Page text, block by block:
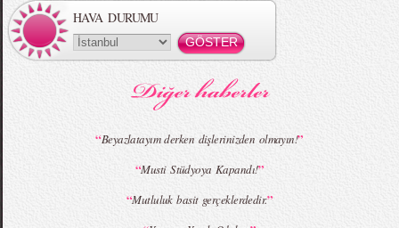
MBFWI - Gülçin Çengel 2015 Yaz
MBFWI - Zeynep Erdoğan 2015 Yaz
MBFWI - Giray Sepin 2015 Yaz Koleksiyonu MBFWI - Burçe Bekrek 2015 Yaz Koleksiyonu
HAVA DURUMU
“Beyazlatayım derken dişlerinizden olmayın!”
“Musti Stüdyoya Kapandı!”
“Mutluluk basit gerçeklerdedir.”